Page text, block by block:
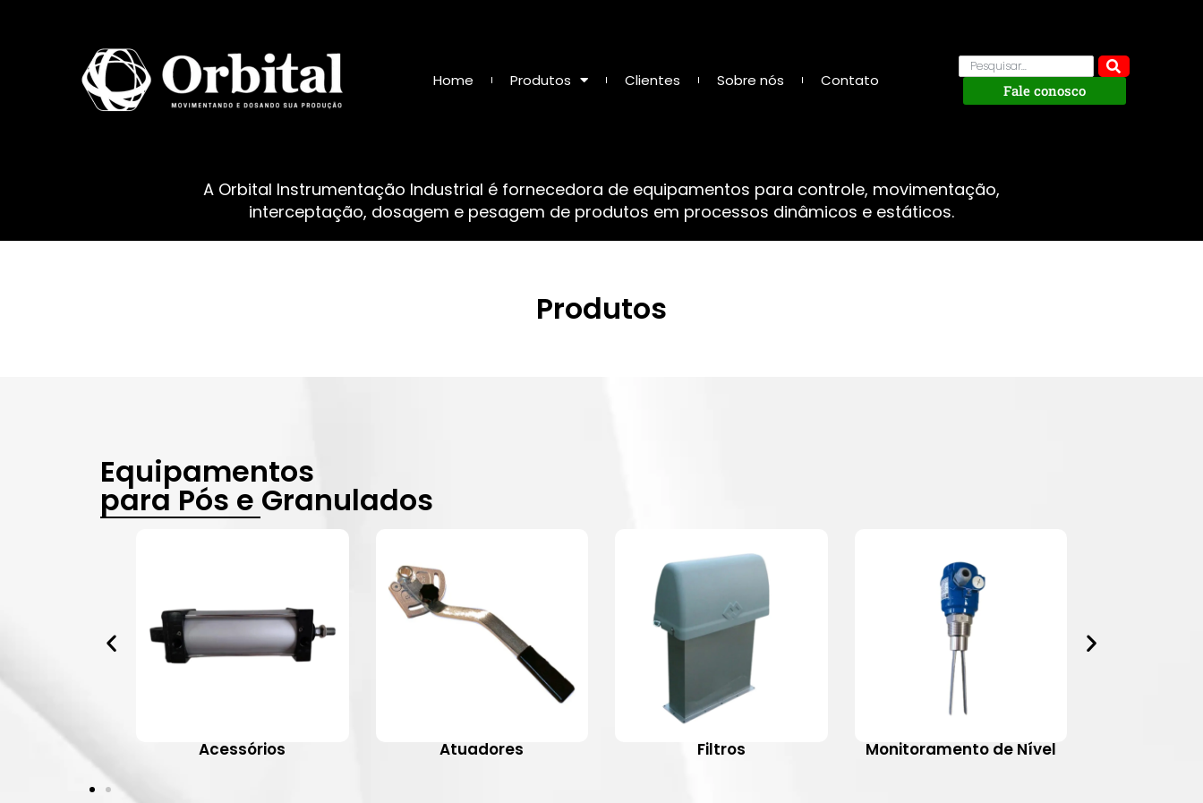
Home Produtos Clientes Sobre nós Contato
Fale conosco
A Orbital Instrumentação Industrial é fornecedora de equipamentos para controle, movimentação,
interceptação, dosagem e pesagem de produtos em processos dinâmicos e estáticos.
Produtos
Equipamentos
para Pós e Granulados
Acessórios Atuadores Filtros Monitoramento de Nível